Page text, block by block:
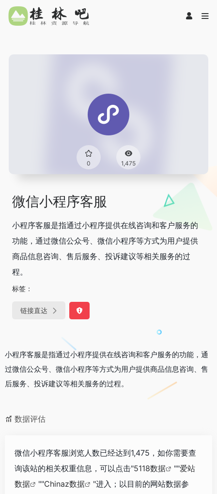
0 1,475
微信小程序客服
小程序客服是指通过小程序提供在线咨询和客户服务的
功能，通过微信公众号、微信小程序等方式为用户提供
商品信息咨询、售后服务、投诉建议等相关服务的过
程。
标签：
链接直达
小程序客服是指通过小程序提供在线咨询和客户服务的功能，通
过微信公众号、微信小程序等方式为用户提供商品信息咨询、售
后服务、投诉建议等相关服务的过程。
数据评估
微信小程序客服浏览人数已经达到1,475，如你需要查
询该站的相关权重信息，可以点击"5118数据 ""爱站
数据
""Chinaz数据
"进入；以目前的网站数据参